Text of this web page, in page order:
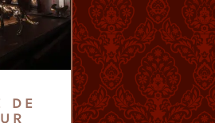
DE